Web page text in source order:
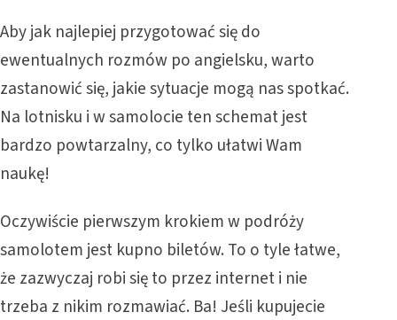
Aby jak najlepiej przygotować się do
ewentualnych rozmów po angielsku, warto
zastanowić się, jakie sytuacje mogą nas spotkać.
Na lotnisku i w samolocie ten schemat jest
bardzo powtarzalny, co tylko ułatwi Wam
naukę!
Oczywiście pierwszym krokiem w podróży
samolotem jest kupno biletów. To o tyle łatwe,
że zazwyczaj robi się to przez internet i nie
trzeba z nikim rozmawiać. Ba! Jeśli kupujecie